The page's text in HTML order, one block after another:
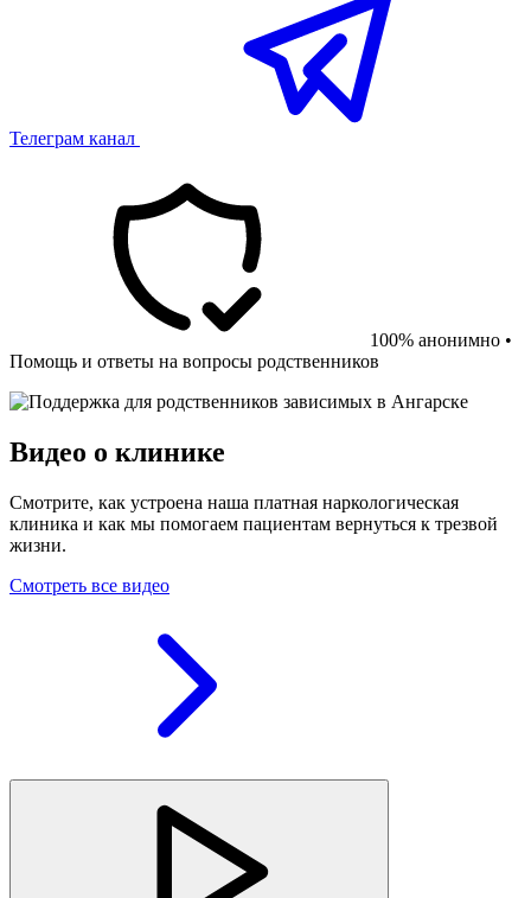
Телеграм канал
100% анонимно •
Помощь и ответы на вопросы родственников
Видео о клинике
Смотрите, как устроена наша платная наркологическая
клиника и как мы помогаем пациентам вернуться к трезвой
жизни.
Смотреть все видео